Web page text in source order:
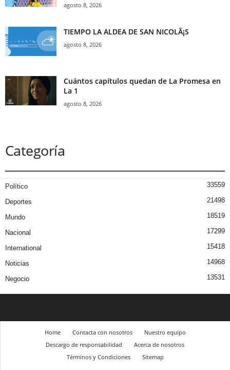
agosto 8, 2026
TIEMPO LA ALDEA DE SAN NICOLÃ¡S
agosto 8, 2026
Cuántos capítulos quedan de La Promesa en
La 1
agosto 8, 2026
Categoría
Político 33559
Deportes 21498
Mundo 18519
Nacional 17299
International 15418
Noticias 14968
Negocio 13531
Home Contacta con nosotros
Nuestro equipo
Descargo de responsabilidad
Acerca de nosotros
Términos y Condiciones
Sitemap